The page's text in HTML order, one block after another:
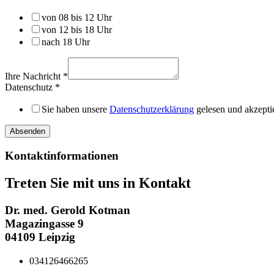
von 08 bis 12 Uhr
von 12 bis 18 Uhr
nach 18 Uhr
Ihre Nachricht *
Datenschutz *
Sie haben unsere Datenschutzerklärung gelesen und
Absenden
Kontaktinformationen
Treten Sie mit uns in Kontakt
Dr. med. Gerold Kotman
Magazingasse 9
04109 Leipzig
034126466265